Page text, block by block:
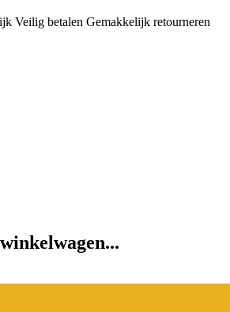
Veilig betalen Gemakkelijk retourneren